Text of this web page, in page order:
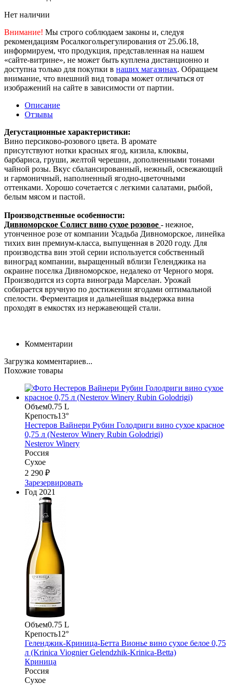
Нет наличии
Внимание! Мы строго соблюдаем законы и, следуя
рекомендациям Росалкогольрегулирования от 25.06.18,
информируем, что продукция, представленная на нашем
«сайте-витрине», не может быть куплена дистанционно и
доступна только для покупки в наших магазинах. Обращаем
внимание, что внешний вид товара может отличаться от
изображений на сайте в зависимости от партии.
Описание
Отзывы
Дегустационные характеристики:
Вино персиково-розового цвета. В аромате
присутствуют нотки красных ягод, кизила, клюквы,
барбариса, груши, желтой черешни, дополненными тонами
чайной розы. Вкус сбалансированный, нежный, освежающий
и гармоничный, наполненный ягодно-цветочными
оттенками. Хорошо сочетается с легкими салатами, рыбой,
белым мясом и пастой.
Производственные особенности:
Дивноморское Солист вино сухое розовое - нежное,
утонченное розе от компании Усадьба Дивноморское, линейка
тихих вин премиум-класса, выпущенная в 2020 году. Для
производства вин этой серии используется собственный
виноград компании, выращенный вблизи Геленджика на
окраине поселка Дивноморское, недалеко от Черного моря.
Производится из сорта винограда Марселан. Урожай
собирается вручную по достижении ягодами оптимальной
спелости. Ферментация и дальнейшая выдержка вина
проходят в емкостях из нержавеющей стали.
Комментарии
Загрузка комментариев...
Похожие товары
Объем0.75 L
Крепость13°
Нестеров Вайнери Рубин Голодриги вино сухое красное
0,75 л (Nesterov Winery Rubin Golodrigi)
Nesterov Winery
Россия
Сухое
2 290 ₽
Зарезервировать
Год 2021
Объем0.75 L
Крепость12°
Геленджик-Криница-Бетта Вионье вино сухое белое 0,75
л (Krinica Viognier Gelendzhik-Krinica-Betta)
Криница
Россия
Сухое